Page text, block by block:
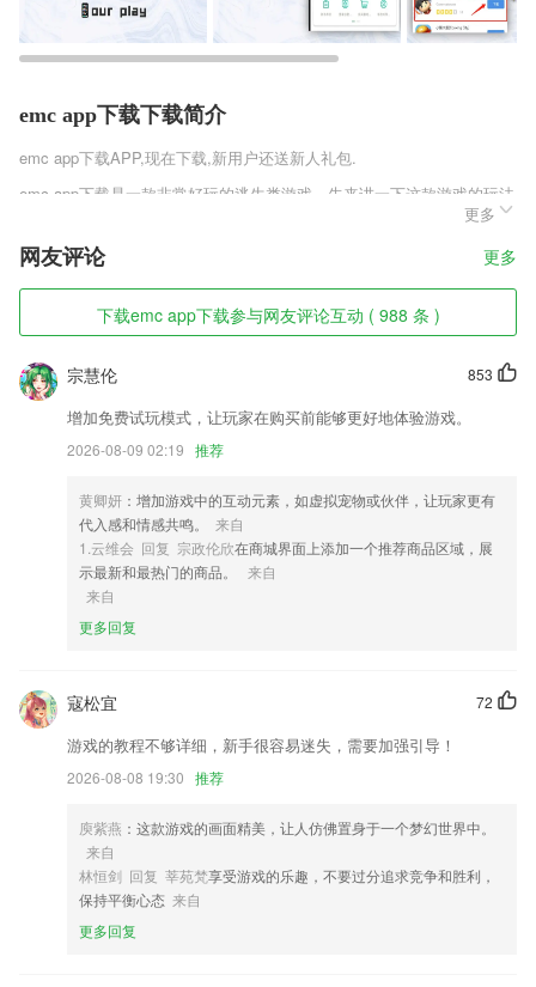
emc app下载下载简介
emc app下载APP,现在下载,新用户还送新人礼包.
emc app下载是一款非常好玩的逃生类游戏。先来讲一下这款游戏的玩法
设计，在一次旅行之中你被困在了一个海景房中，你将会在这里欣赏到各
种各样的美丽的景色，但是你千万不要别样前的这些景象给迷惑了，各种
危险都在向你靠近，想办法逃吧。
emc app下载软件特色
1,只做恐怖悬疑、推理烧脑的漫画内容。大家的一星保护，从此将由我们
和大家一起来守护！
2,免费查询,提前预订,一键导航位址;
3,倡导安全文明骑行，倡导城市安全用车，共建良好骑行秩序
5,可先预览欲缩放之系统字体大小
6,网页呼叫
emc app下载软件优势
1.多种不同的教育方案信息及时的知晓，在线查看不同的教育管理更加的
2.多种不同的教育方案信息及时的知晓，在线查看不同的教育管理更加的
省心。
3.咨询」老师功能；
4.知识容器拥有多个内容模块，包括生活分享、办公技巧、职场提升等模
5.课程按年级分类，根据类型快速找到符合孩子年龄段的课程。
6.春华网校app精选习题，刷题必备。
emc app下载更新了什么?
更多
网友评论 更多
下载emc app下载参与网友评论互动 ( 988 条 )
853
宗慧伦
增加免费试玩模式，让玩家在购买前能够更好地体验游戏。
2026-08-09 02:19 推荐
黄卿妍 ：增加游戏中的互动元素，如虚拟宠物或伙伴，让玩家更有
代入感和情感共鸣。
来自
1.云维会 回复 宗政伦欣在商城界面上添加一个推荐商品区域，展
示最新和最热门的商品。
来自
来自
更多回复
72
寇松宜
游戏的教程不够详细，新手很容易迷失，需要加强引导！
2026-08-08 19:30 推荐
庾紫燕 ：这款游戏的画面精美，让人仿佛置身于一个梦幻世界中。
来自
林恒剑 回复 莘苑梵享受游戏的乐趣，不要过分追求竞争和胜利，
保持平衡心态 来自
更多回复